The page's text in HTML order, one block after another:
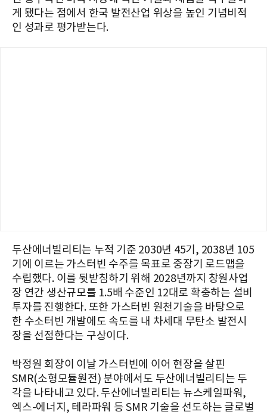
게 됐다는 점에서 한국 발전산업 위상을 높인 기념비적
인 성과로 평가받는다.
두산에너빌리티는 누적 기준 2030년 45기, 2038년 105
기에 이르는 가스터빈 수주를 목표로 중장기 로드맵을
수립했다. 이를 뒷받침하기 위해 2028년까지 창원사업
장 연간 생산규모를 1.5배 수준인 12대로 확충하는 설비
투자를 진행한다. 또한 가스터빈 원천기술을 바탕으로
한 수소터빈 개발에도 속도를 내 차세대 무탄소 발전시
장을 선점한다는 구상이다.
박정원 회장이 이날 가스터빈에 이어 현장을 살핀
SMR(소형모듈원전) 분야에서도 두산에너빌리티는 두
각을 나타내고 있다. 두산에너빌리티는 뉴스케일파워,
엑스-에너지, 테라파워 등 SMR 기술을 선도하는 글로벌